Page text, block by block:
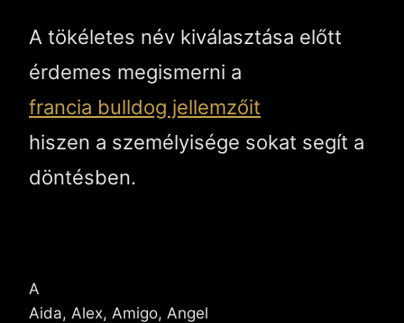
A tökéletes név kiválasztása előtt
érdemes megismerni a
francia bulldog jellemzőit
hiszen a személyisége sokat segít a
döntésben.
A
Aida, Alex, Amigo, Angel